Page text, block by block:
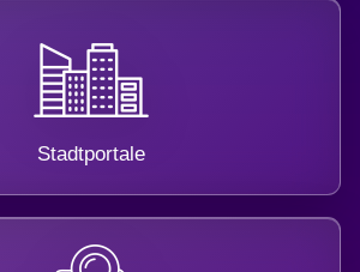
Stadtportale